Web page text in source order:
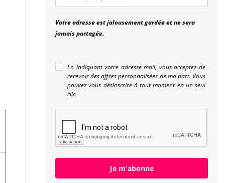
Votre adresse est jalousement gardée et ne sera
jamais partagée.
En indiquant votre adresse mail, vous acceptez de
recevoir des offres personnalisées de ma part. Vous
pouvez vous désinscrire à tout moment en un seul
clic.
Je m'abonne